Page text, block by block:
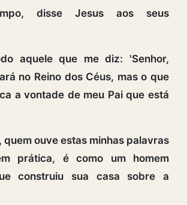
disse Jesus aos seus
aquele que me diz: 'Senhor,
no Reino dos Céus, mas o que
a vontade de meu Pai que está
quem ouve estas minhas palavras
prática, é como um homem
construiu sua casa sobre a